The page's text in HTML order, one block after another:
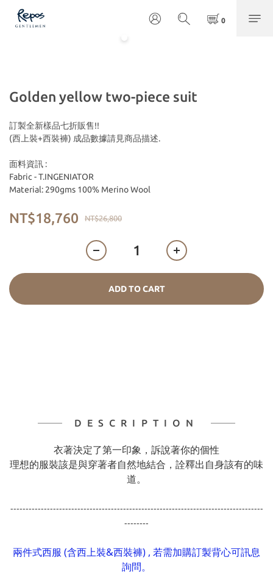
Golden yellow two-piece suit
訂製全新樣品七折販售!!
(西上裝+西裝褲) 成品數據請見商品描述.
面料資訊 :
Fabric - T.INGENIATOR
Material: 290gms 100% Merino Wool
NT$26,800
NT$18,760
ADD TO CART
DESCRIPTION
衣著決定了第一印象，訴說著你的個性
理想的服裝該是與穿著者自然地結合，詮釋出自身該有的味
道。
-----------------------------------------------------------------------------------
--------
兩件式西服 (含西上裝&西裝褲) , 若需加購訂製背心可訊息
詢問。